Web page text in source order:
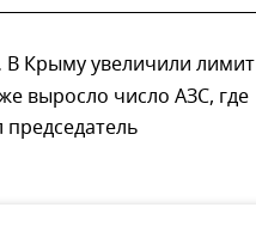
В Крыму увеличили лимит
выросло число АЗС, где